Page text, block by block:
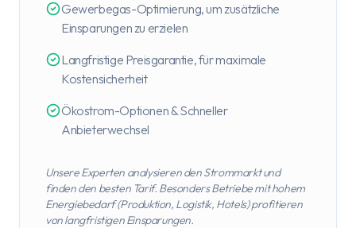
Gewerbegas-Optimierung, um zusätzliche
Einsparungen zu erzielen
Langfristige Preisgarantie, für maximale
Kostensicherheit
Ökostrom-Optionen & Schneller
Anbieterwechsel
Unsere Experten analysieren den Strommarkt und
finden den besten Tarif. Besonders Betriebe mit hohem
Energiebedarf (Produktion, Logistik, Hotels) profitieren
von langfristigen Einsparungen.